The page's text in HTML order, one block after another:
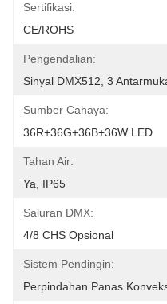
Sertifikasi:
CE/ROHS
Pengendalian:
Sinyal DMX512, 3
Sumber Cahaya:
36R+36G+36B+36W LED
Tahan Air:
Ya, IP65
Saluran DMX:
4/8 CHS Opsional
Sistem Pendingin:
Perpindahan Panas